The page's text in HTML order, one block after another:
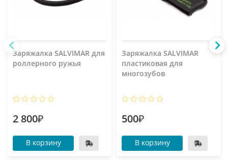
Заряжалка SALVIMAR для
роллерного ружья
2 800₽
В корзину
Заряжалка SALVIMAR
пластиковая для
многозубов
500₽
В корзину